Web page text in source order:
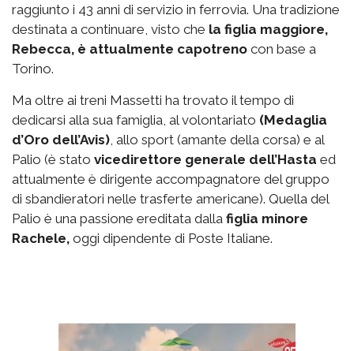
raggiunto i 43 anni di servizio in ferrovia. Una tradizione
destinata a continuare, visto che la figlia maggiore,
Rebecca, è attualmente capotreno con base a
Torino.
Ma oltre ai treni Massetti ha trovato il tempo di
dedicarsi alla sua famiglia, al volontariato (Medaglia
d’Oro dell’Avis) , allo sport (amante della corsa) e al
Palio (è stato vicedirettore generale dell’Hasta ed
attualmente è dirigente accompagnatore del gruppo
di sbandieratori nelle trasferte americane). Quella del
Palio è una passione ereditata dalla figlia minore
Rachele, oggi dipendente di Poste Italiane.